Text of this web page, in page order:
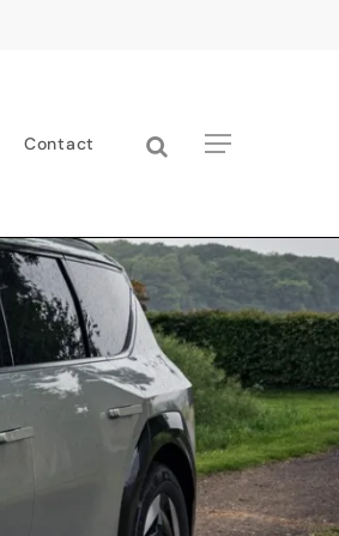
Contact search
Menu